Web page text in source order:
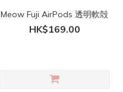
Meow Fuji AirPods 透明軟殻
HK$169.00